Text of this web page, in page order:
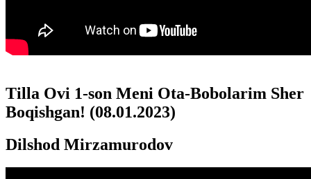
Tilla Ovi 1-son Meni Ota-Bobolarim Sher
Boqishgan! (08.01.2023)
Dilshod Mirzamurodov